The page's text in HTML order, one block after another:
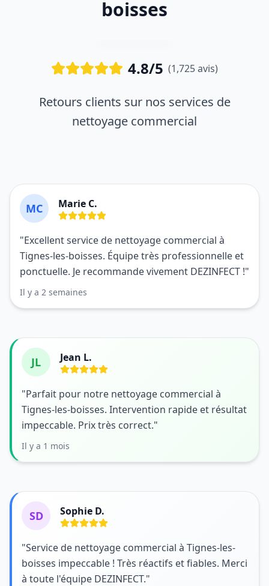
boisses
4.8/5 (1,725 avis)
Retours clients sur nos services de
nettoyage commercial
MC Marie C.
"Excellent service de nettoyage commercial à
Tignes-les-boisses. Équipe très professionnelle et
ponctuelle. Je recommande vivement DEZINFECT !"
Il y a 2 semaines
JL Jean L.
"Parfait pour notre nettoyage commercial à
Tignes-les-boisses. Intervention rapide et résultat
impeccable. Prix très correct."
Il y a 1 mois
SD Sophie D.
"Service de nettoyage commercial à Tignes-les-
boisses impeccable ! Très réactifs et fiables. Merci
à toute l'équipe DEZINFECT."